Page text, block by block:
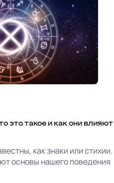
это такое и как они влияют
как знаки или стихии.
основы нашего поведения